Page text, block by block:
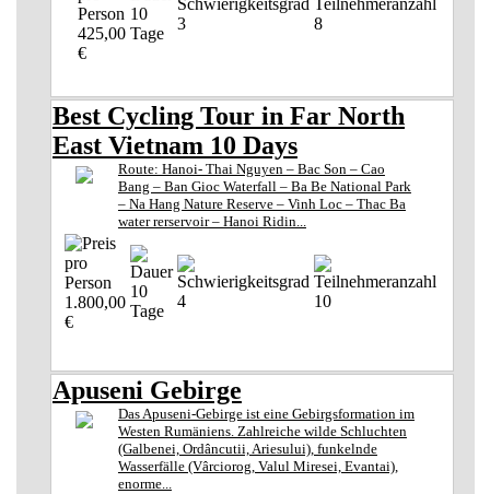
425,00
€
10
Tage
3 8
Best Cycling Tour in Far North
East Vietnam 10 Days
Route: Hanoi- Thai Nguyen – Bac Son – Cao
Bang – Ban Gioc Waterfall – Ba Be National Park
– Na Hang Nature Reserve – Vinh Loc – Thac Ba
water rerservoir – Hanoi Ridin...
1.800,00
€
10
Tage
4 10
Apuseni Gebirge
Das Apuseni-Gebirge ist eine Gebirgsformation im
Westen Rumäniens. Zahlreiche wilde Schluchten
(Galbenei, Ordâncutii, Ariesului), funkelnde
Wasserfälle (Vârciorog, Valul Miresei, Evantai),
enorme...